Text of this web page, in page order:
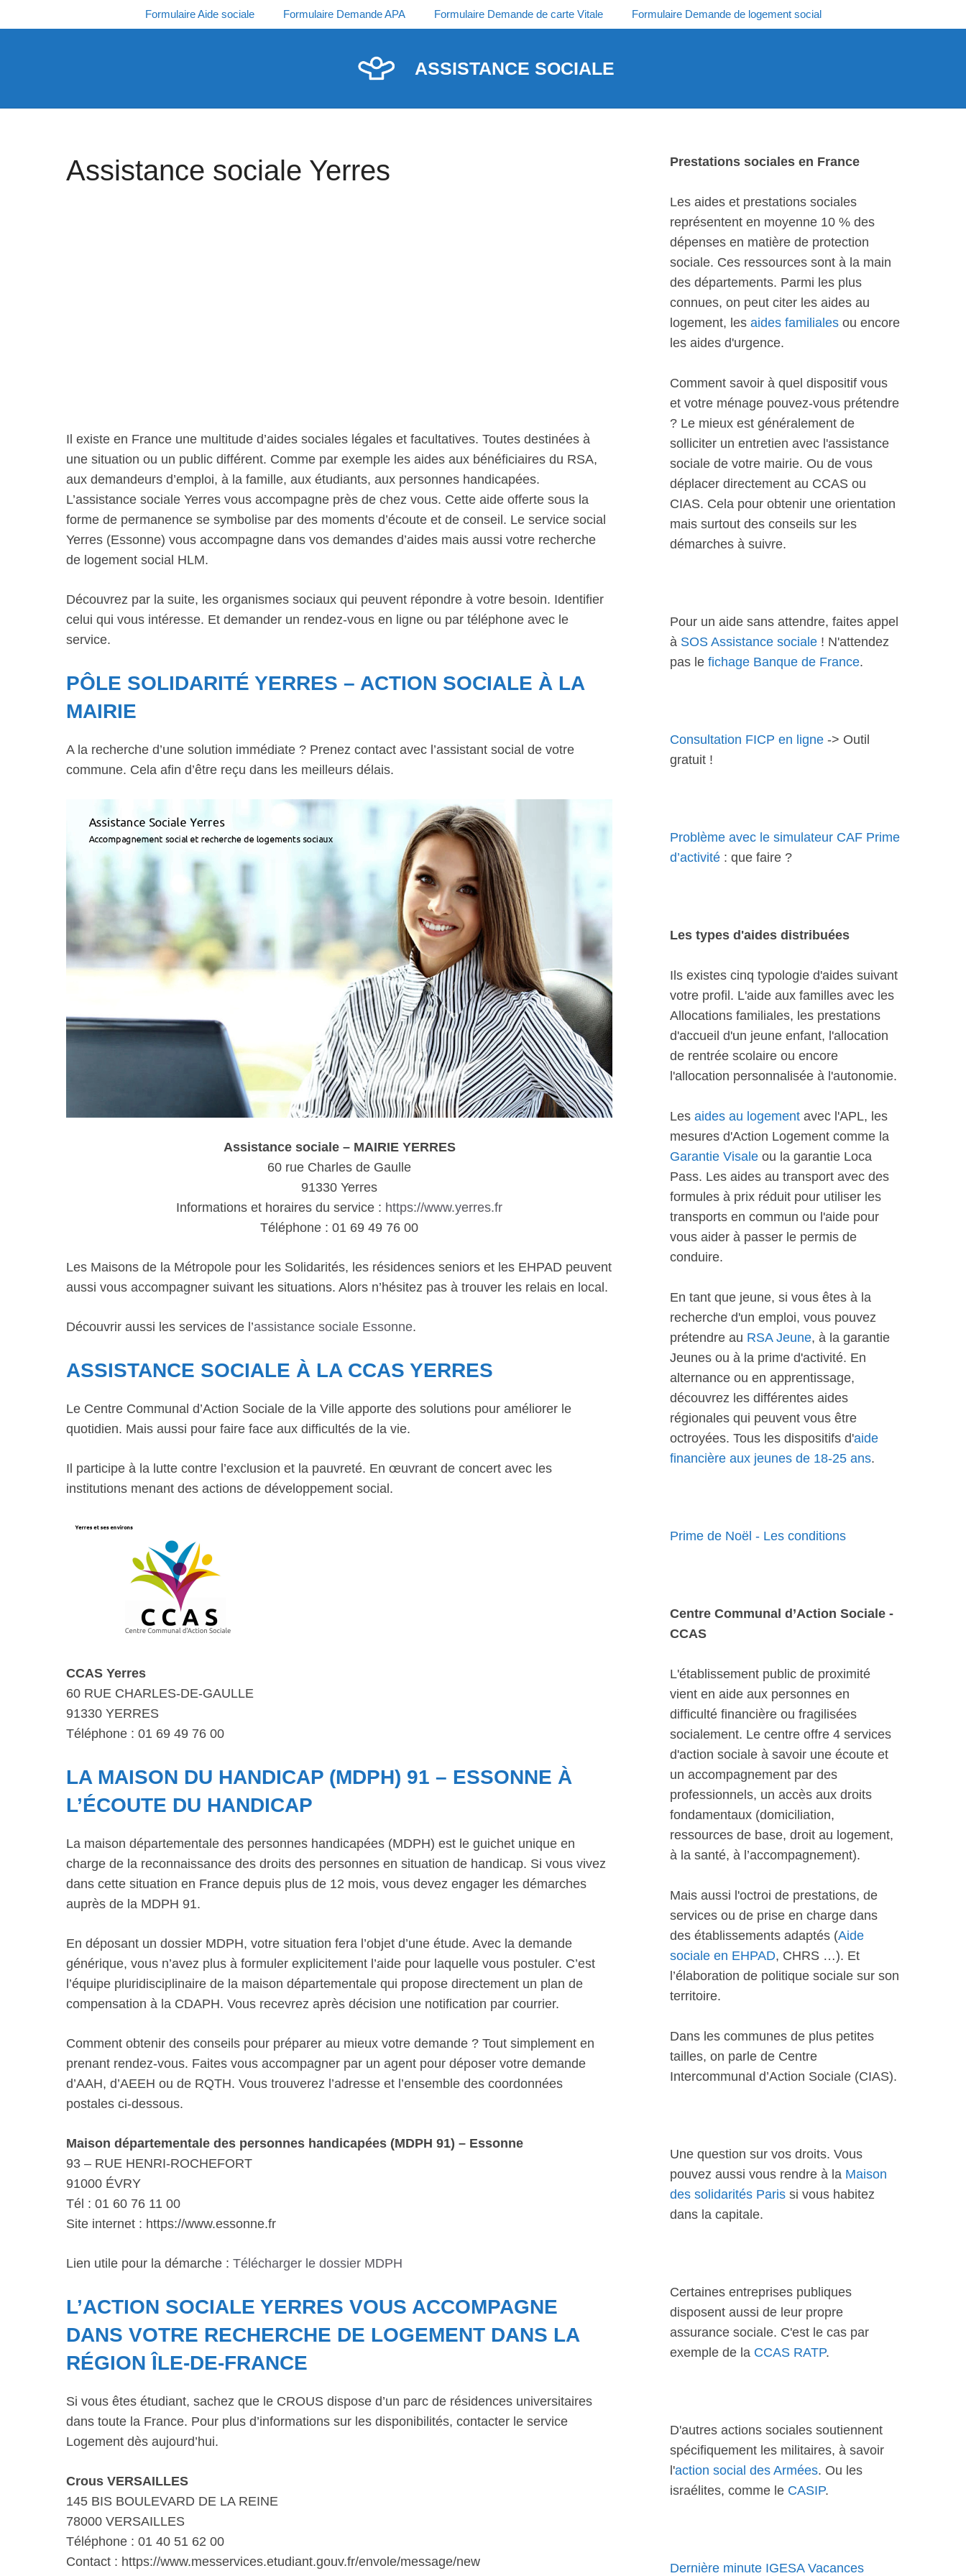
au
Formulaire Aide sociale Formulaire Demande APA Formulaire Demande de carte Vitale Formulaire Demande de logement social
ASSISTANCE SOCIALE
Assistance sociale Yerres
Il existe en France une multitude d’aides sociales légales et facultatives. Toutes destinées à
une situation ou un public différent. Comme par exemple les aides aux bénéficiaires du RSA,
aux demandeurs d’emploi, à la famille, aux étudiants, aux personnes handicapées.
L’assistance sociale Yerres vous accompagne près de chez vous. Cette aide offerte sous la
forme de permanence se symbolise par des moments d’écoute et de conseil. Le service social
Yerres (Essonne) vous accompagne dans vos demandes d’aides mais aussi votre recherche
de logement social HLM.
Découvrez par la suite, les organismes sociaux qui peuvent répondre à votre besoin. Identifier
celui qui vous intéresse. Et demander un rendez-vous en ligne ou par téléphone avec le
service.
PÔLE SOLIDARITÉ YERRES – ACTION SOCIALE À LA
MAIRIE
A la recherche d’une solution immédiate ? Prenez contact avec l’assistant social de votre
commune. Cela afin d’être reçu dans les meilleurs délais.
Assistance sociale – MAIRIE YERRES
60 rue Charles de Gaulle
91330 Yerres
Informations et horaires du service : https://www.yerres.fr
Téléphone : 01 69 49 76 00
Les Maisons de la Métropole pour les Solidarités, les résidences seniors et les EHPAD peuvent
aussi vous accompagner suivant les situations. Alors n’hésitez pas à trouver les relais en local.
Découvrir aussi les services de l’assistance sociale Essonne.
ASSISTANCE SOCIALE À LA CCAS YERRES
Le Centre Communal d’Action Sociale de la Ville apporte des solutions pour améliorer le
quotidien. Mais aussi pour faire face aux difficultés de la vie.
Il participe à la lutte contre l’exclusion et la pauvreté. En œuvrant de concert avec les
institutions menant des actions de développement social.
CCAS Yerres
60 RUE CHARLES-DE-GAULLE
91330 YERRES
Téléphone : 01 69 49 76 00
LA MAISON DU HANDICAP (MDPH) 91 – ESSONNE À
L’ÉCOUTE DU HANDICAP
La maison départementale des personnes handicapées (MDPH) est le guichet unique en
charge de la reconnaissance des droits des personnes en situation de handicap. Si vous vivez
dans cette situation en France depuis plus de 12 mois, vous devez engager les démarches
auprès de la MDPH 91.
En déposant un dossier MDPH, votre situation fera l’objet d’une étude. Avec la demande
générique, vous n’avez plus à formuler explicitement l’aide pour laquelle vous postuler. C’est
l’équipe pluridisciplinaire de la maison départementale qui propose directement un plan de
compensation à la CDAPH. Vous recevrez après décision une notification par courrier.
Comment obtenir des conseils pour préparer au mieux votre demande ? Tout simplement en
prenant rendez-vous. Faites vous accompagner par un agent pour déposer votre demande
d’AAH, d’AEEH ou de RQTH. Vous trouverez l’adresse et l’ensemble des coordonnées
postales ci-dessous.
Maison départementale des personnes handicapées (MDPH 91) – Essonne
93 – RUE HENRI-ROCHEFORT
91000 ÉVRY
Tél : 01 60 76 11 00
Site internet : https://www.essonne.fr
Lien utile pour la démarche : Télécharger le dossier MDPH
L’ACTION SOCIALE YERRES VOUS ACCOMPAGNE
DANS VOTRE RECHERCHE DE LOGEMENT DANS LA
RÉGION ÎLE-DE-FRANCE
Si vous êtes étudiant, sachez que le CROUS dispose d’un parc de résidences universitaires
dans toute la France. Pour plus d’informations sur les disponibilités, contacter le service
Logement dès aujourd’hui.
Crous VERSAILLES
145 BIS BOULEVARD DE LA REINE
78000 VERSAILLES
Téléphone : 01 40 51 62 00
Contact : https://www.messervices.etudiant.gouv.fr/envole/message/new
Prestations sociales en France
Les aides et prestations sociales
représentent en moyenne 10 % des
dépenses en matière de protection
sociale. Ces ressources sont à la main
des départements. Parmi les plus
connues, on peut citer les aides au
logement, les aides familiales ou encore
les aides d'urgence.
Comment savoir à quel dispositif vous
et votre ménage pouvez-vous prétendre
? Le mieux est généralement de
solliciter un entretien avec l'assistance
sociale de votre mairie. Ou de vous
déplacer directement au CCAS ou
CIAS. Cela pour obtenir une orientation
mais surtout des conseils sur les
démarches à suivre.
Pour un aide sans attendre, faites appel
à SOS Assistance sociale ! N'attendez
pas le fichage Banque de France.
Consultation FICP en ligne -> Outil
gratuit !
Problème avec le simulateur CAF Prime
d’activité : que faire ?
Les types d'aides distribuées
Ils existes cinq typologie d'aides suivant
votre profil. L'aide aux familles avec les
Allocations familiales, les prestations
d'accueil d'un jeune enfant, l'allocation
de rentrée scolaire ou encore
l'allocation personnalisée à l'autonomie.
Les aides au logement avec l'APL, les
mesures d'Action Logement comme la
Garantie Visale ou la garantie Loca
Pass. Les aides au transport avec des
formules à prix réduit pour utiliser les
transports en commun ou l'aide pour
vous aider à passer le permis de
conduire.
En tant que jeune, si vous êtes à la
recherche d'un emploi, vous pouvez
prétendre au RSA Jeune, à la garantie
Jeunes ou à la prime d'activité. En
alternance ou en apprentissage,
découvrez les différentes aides
régionales qui peuvent vous être
octroyées. Tous les dispositifs d'aide
financière aux jeunes de 18-25 ans.
Prime de Noël - Les conditions
Centre Communal d’Action Sociale -
CCAS
L'établissement public de proximité
vient en aide aux personnes en
difficulté financière ou fragilisées
socialement. Le centre offre 4 services
d'action sociale à savoir une écoute et
un accompagnement par des
professionnels, un accès aux droits
fondamentaux (domiciliation,
ressources de base, droit au logement,
à la santé, à l’accompagnement).
Mais aussi l'octroi de prestations, de
services ou de prise en charge dans
des établissements adaptés (Aide
sociale en EHPAD, CHRS …). Et
l’élaboration de politique sociale sur son
territoire.
Dans les communes de plus petites
tailles, on parle de Centre
Intercommunal d’Action Sociale (CIAS).
Une question sur vos droits. Vous
pouvez aussi vous rendre à la Maison
des solidarités Paris si vous habitez
dans la capitale.
Certaines entreprises publiques
disposent aussi de leur propre
assurance sociale. C'est le cas par
exemple de la CCAS RATP.
D'autres actions sociales soutiennent
spécifiquement les militaires, à savoir
l'action social des Armées. Ou les
israélites, comme le CASIP.
Dernière minute IGESA Vacances